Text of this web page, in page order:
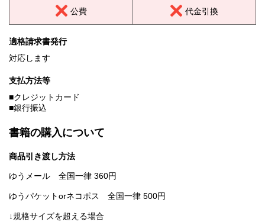
公費 代金引換
適格請求書発行
対応します
支払方法等
■クレジットカード
■銀行振込
書籍の購入について
商品引き渡し方法
ゆうメール 全国一律 360円
ゆうパケットorネコポス 全国一律 500円
↓規格サイズを超える場合